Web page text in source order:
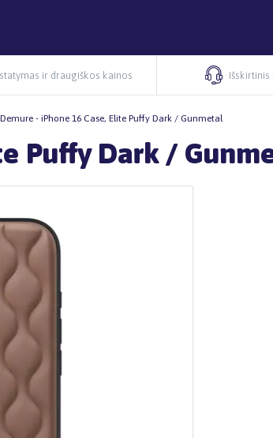
ir draugiškos kainos
Demure - iPhone 16 Case, Elite Puffy Dark / Gunmetal
Puffy Dark /